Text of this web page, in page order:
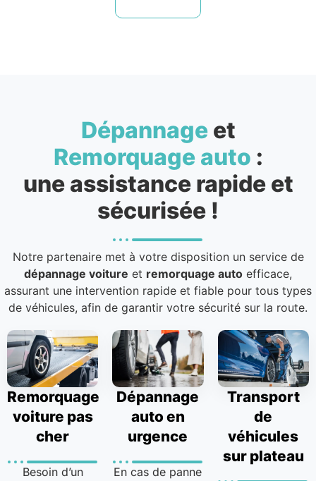
Dépannageet
Remorquage auto :
une assistance rapide et
sécurisée !
Notre partenaire met à votre disposition un service de
dépannage voiture et remorquage auto efficace,
assurant une intervention rapide et fiable pour tous types
de véhicules, afin de garantir votre sécurité sur la route.
Remorquage
voiture pas
cher
Besoin d’un
Dépannage
auto en
urgence
En cas de panne
Transport
de
véhicules
sur plateau